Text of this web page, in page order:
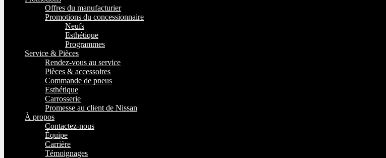
Offres du manufacturier
Promotions du concessionnaire
Neufs
Esthétique
Programmes
Service & Pièces
Rendez-vous au service
Pièces & accessoires
Commande de pneus
Esthétique
Carrosserie
Promesse au client de Nissan
À propos
Contactez-nous
Équipe
Carrière
Témoignages